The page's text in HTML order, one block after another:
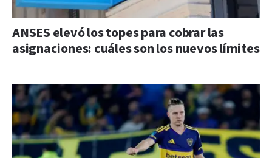
ANSES elevó los topes para cobrar las
asignaciones: cuáles son los nuevos límites